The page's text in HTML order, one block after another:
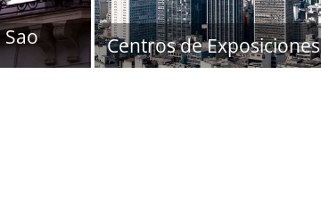
Centros de Exposiciones